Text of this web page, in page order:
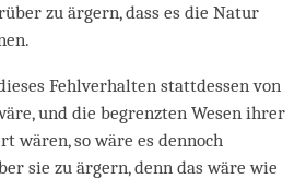
zu ärgern, dass es die Natur
Fehlverhalten stattdessen von
und die begrenzten Wesen ihrer
wären, so wäre es dennoch
sie zu ärgern, denn das wäre wie